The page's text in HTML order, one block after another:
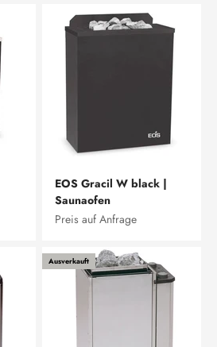
EOS Gracil W black |
Saunaofen
Preis auf Anfrage
Ausverkauft